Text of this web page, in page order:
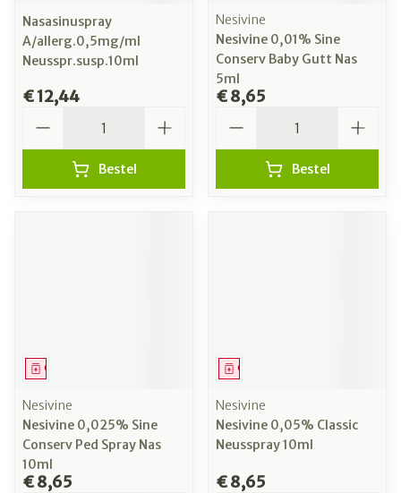
Nasasinuspray
A/allerg.0,5mg/ml
Neusspr.susp.10ml
€ 12,44
Bestel
Nesivine
Nesivine 0,01% Sine
Conserv Baby Gutt Nas
5ml
€ 8,65
Bestel
Geneesmiddel
Nesivine
Nesivine 0,025% Sine
Conserv Ped Spray Nas
10ml
€ 8,65
Geneesmiddel
Nesivine
Nesivine 0,05% Classic
Neusspray 10ml
€ 8,65